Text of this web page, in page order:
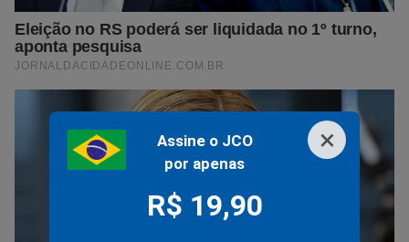
×
Assine o JCO
por apenas
R$ 19,90